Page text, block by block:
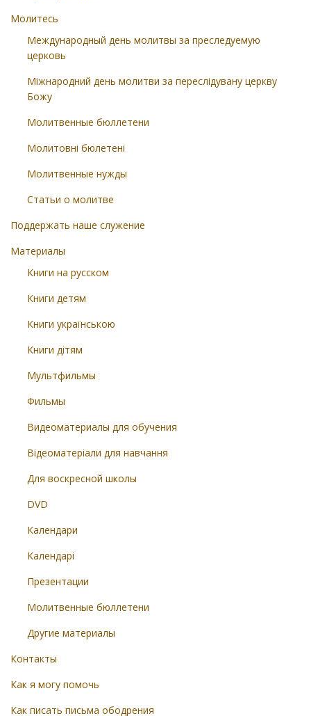
Молитесь
Международный день молитвы за преследуемую
церковь
Міжнародний день молитви за переслідувану церкву
Божу
Молитвенные бюллетени
Молитовні бюлетені
Молитвенные нужды
Статьи о молитве
Поддержать наше служение
Материалы
Книги на русском
Книги детям
Книги українською
Книги дітям
Мультфильмы
Фильмы
Видеоматериалы для обучения
Відеоматеріали для навчання
Для воскресной школы
DVD
Календари
Календарі
Презентации
Молитвенные бюллетени
Другие материалы
Контакты
Как я могу помочь
Как писать письма ободрения